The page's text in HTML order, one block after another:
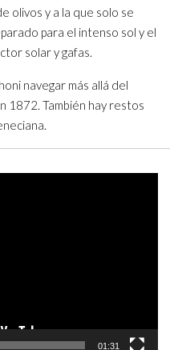
olivos y a la que solo se
para el intenso sol y el
solar y gafas.
navegar más allá del
1872. También hay restos
01:31